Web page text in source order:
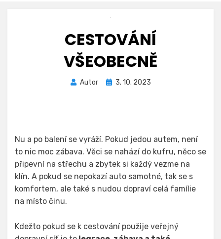
CESTOVÁNÍ
VŠEOBECNĚ
Autor
Zveřejněno
3. 10. 2023
Nu a po balení se vyráží. Pokud jedou autem, není
to nic moc zábava. Věci se nahází do kufru, něco se
připevní na střechu a zbytek si každý vezme na
klín. A pokud se nepokazí auto samotné, tak se s
komfortem, ale také s nudou dopraví celá famílie
na místo činu.
Kdežto pokud se k cestování použije veřejný